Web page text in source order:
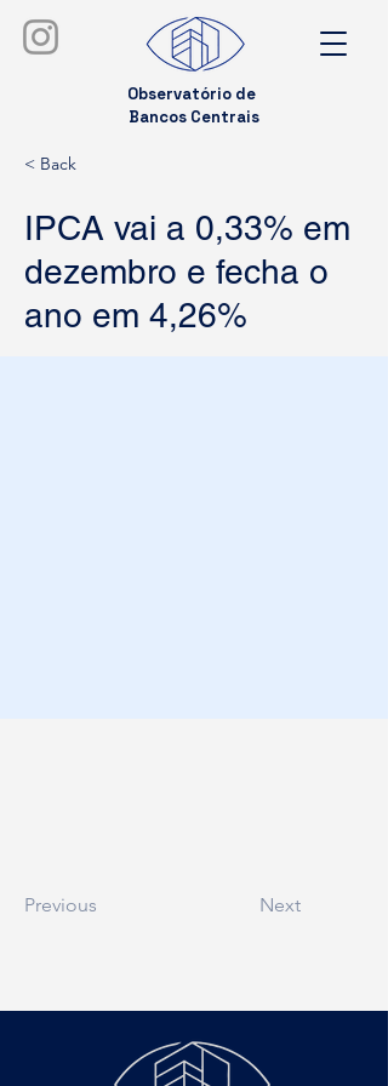
Observatório de
Bancos Centrais
< Back
IPCA vai a 0,33% em
dezembro e fecha o
ano em 4,26%
Previous Next